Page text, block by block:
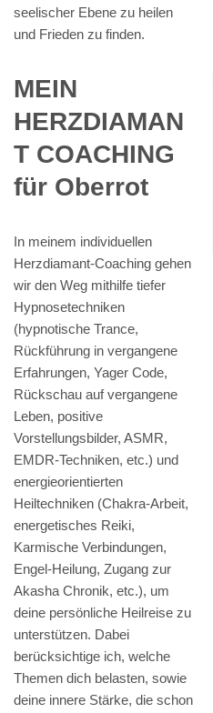
seelischer Ebene zu heilen
und Frieden zu finden.
MEIN
HERZDIAMAN
T COACHING
für Oberrot
In meinem individuellen
Herzdiamant-Coaching gehen
wir den Weg mithilfe tiefer
Hypnosetechniken
(hypnotische Trance,
Rückführung in vergangene
Erfahrungen, Yager Code,
Rückschau auf vergangene
Leben, positive
Vorstellungsbilder, ASMR,
EMDR-Techniken, etc.) und
energieorientierten
Heiltechniken (Chakra-Arbeit,
energetisches Reiki,
Karmische Verbindungen,
Engel-Heilung, Zugang zur
Akasha Chronik, etc.), um
deine persönliche Heilreise zu
unterstützen. Dabei
berücksichtige ich, welche
Themen dich belasten, sowie
deine innere Stärke, die schon